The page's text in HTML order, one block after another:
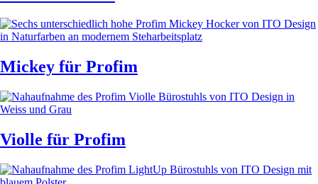
Mickey für Profim
Violle für Profim